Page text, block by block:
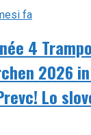
fa
4
2026 in
Lo